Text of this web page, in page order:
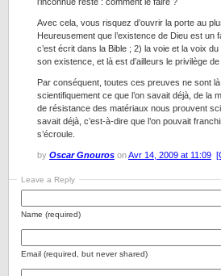
Avec cela, vous risquez d’ouvrir la porte au
Heureusement que l’existence de Dieu est un
c’est écrit dans la Bible ; 2) la voie et la voix
son existence, et là est d’ailleurs le privilège de
Par conséquent, toutes ces preuves ne sont
scientifiquement ce que l’on savait déjà, de la
de résistance des matériaux nous prouvent
savait déjà, c’est-à-dire que l’on pouvait
s’écroule.
by Oscar Gnouros onAvr 14, 2009 at 11:09
Leave a Reply
Name (required)
Email (required, but never shared)